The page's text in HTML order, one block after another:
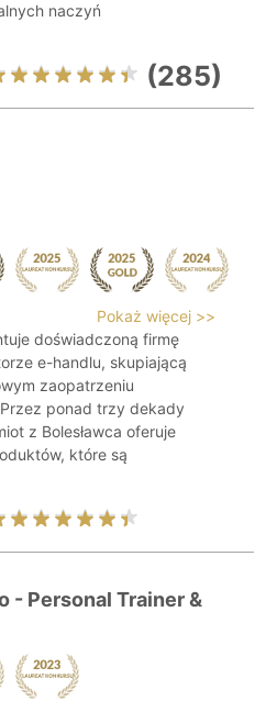
naczyń
(285)
Pokaż więcej >>
doświadczoną firmę
e-handlu, skupiającą
zaopatrzeniu
ponad trzy dekady
z Bolesławca oferuje
które są
- Personal Trainer &